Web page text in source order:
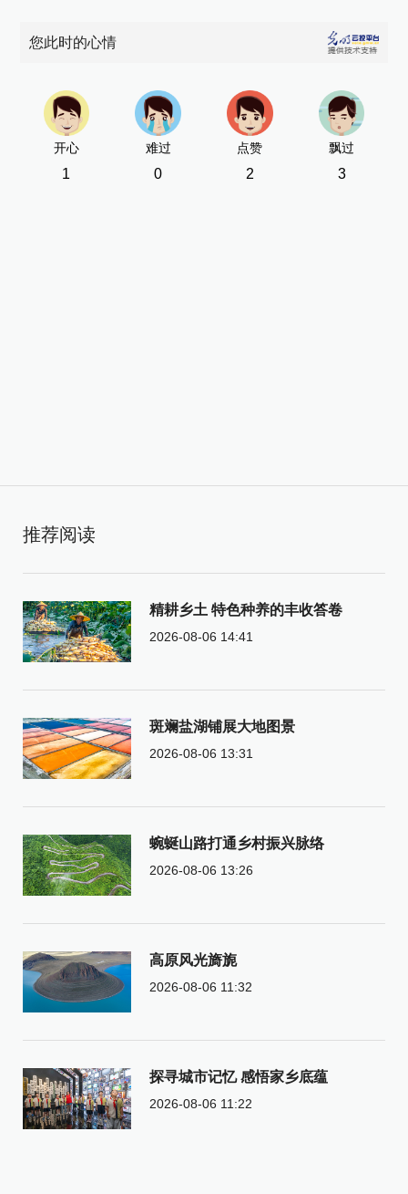
您此时的心情
开心
1
难过
0
点赞
2
飘过
3
推荐阅读
精耕乡土 特色种养的丰收答卷
2026-08-06 14:41
斑斓盐湖铺展大地图景
2026-08-06 13:31
蜿蜒山路打通乡村振兴脉络
2026-08-06 13:26
高原风光旖旎
2026-08-06 11:32
探寻城市记忆 感悟家乡底蕴
2026-08-06 11:22